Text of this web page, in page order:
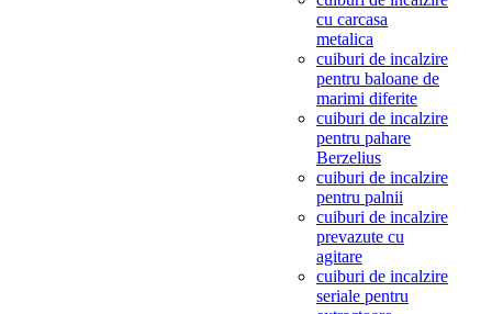
cu carcasa
metalica
cuiburi de incalzire
pentru baloane de
marimi diferite
cuiburi de incalzire
pentru pahare
Berzelius
cuiburi de incalzire
pentru palnii
cuiburi de incalzire
prevazute cu
agitare
cuiburi de incalzire
seriale pentru